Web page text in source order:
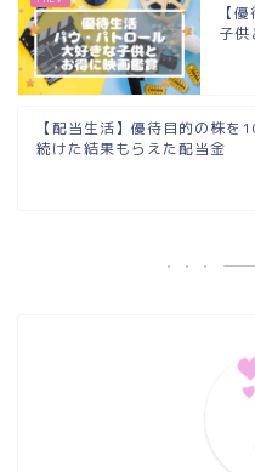
【
子供
【配当生活】優待目的の株を
続けた結果もらえた配当金